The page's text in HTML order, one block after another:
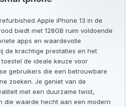
biedt met 128GB ruim voldoende
apps en waardevolle
de krachtige prestaties en het
de ideale keuze voor
gebruikers die een betrouwbare
zoeken. Je geniet van de
met een duurzame twist,
die waarde hecht aan een modern